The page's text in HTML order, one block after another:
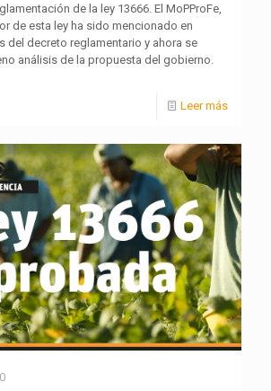
de la ley 13666. El MoPProFe,
de esta ley ha sido mencionado en
del decreto reglamentario y ahora se
análisis de la propuesta del gobierno.
Leer más